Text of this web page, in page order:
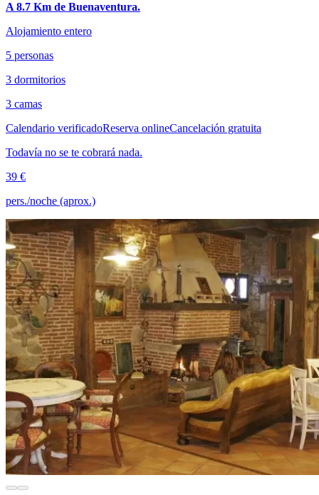
A 8.7 Km de Buenaventura.
Alojamiento entero
5 personas
3 dormitorios
3 camas
Calendario verificadoReserva onlineCancelación gratuita
Todavía no se te cobrará nada.
39 €
pers./noche (aprox.)